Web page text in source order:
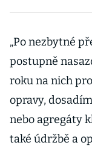
„Po nezbytné
postupně
roku na nich
opravy,
nebo agregáty
také údržbě a